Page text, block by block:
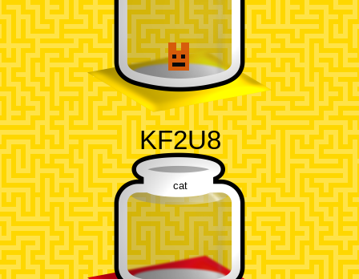
KF2U8
cat